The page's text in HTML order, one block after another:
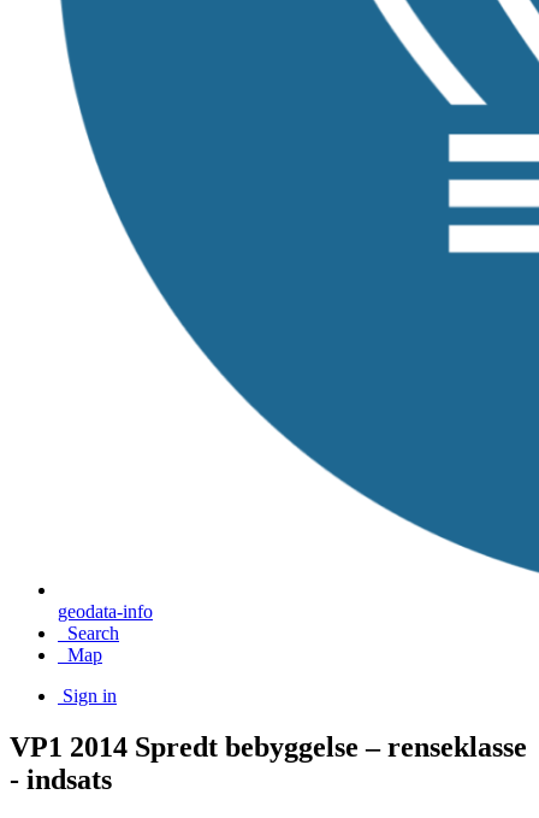
geodata-info
Search
Map
Sign in
VP1 2014 Spredt bebyggelse – renseklasse
- indsats